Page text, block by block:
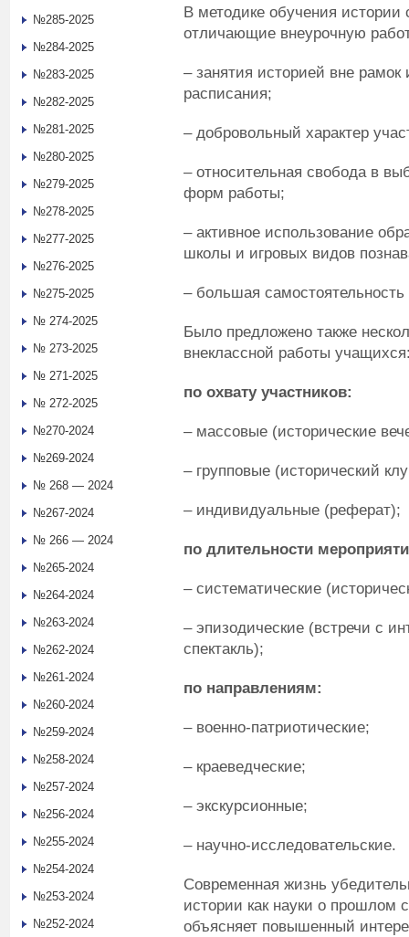
В методике обучения
отличающие внеурочную
– занятия историей вне
расписания;
– добровольный характер
– относительная свобода в
форм работы;
– активное использование
школы и игровых видов
– большая
Было предложено также
внеклассной работы
по охвату участников:
– массовые (исторические
– групповые (исторический
– индивидуальные (реферат);
по длительности
– систематические
– эпизодические (встречи с
спектакль);
по направлениям:
– военно-патриотические;
– краеведческие;
– экскурсионные;
– научно-исследовательские.
Современная жизнь
истории как науки о прошлом
объясняет повышенный
№285-2025
№284-2025
№283-2025
№282-2025
№281-2025
№280-2025
№279-2025
№278-2025
№277-2025
№276-2025
№275-2025
№ 274-2025
№ 273-2025
№ 271-2025
№ 272-2025
№270-2024
№269-2024
№ 268 — 2024
№267-2024
№ 266 — 2024
№265-2024
№264-2024
№263-2024
№262-2024
№261-2024
№260-2024
№259-2024
№258-2024
№257-2024
№256-2024
№255-2024
№254-2024
№253-2024
№252-2024